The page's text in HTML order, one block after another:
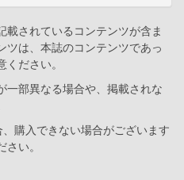
されているコンテンツが含ま
ツは、本誌のコンテンツであっ
ださい。
部異なる場合や、掲載されな
購入できない場合がございます
い。